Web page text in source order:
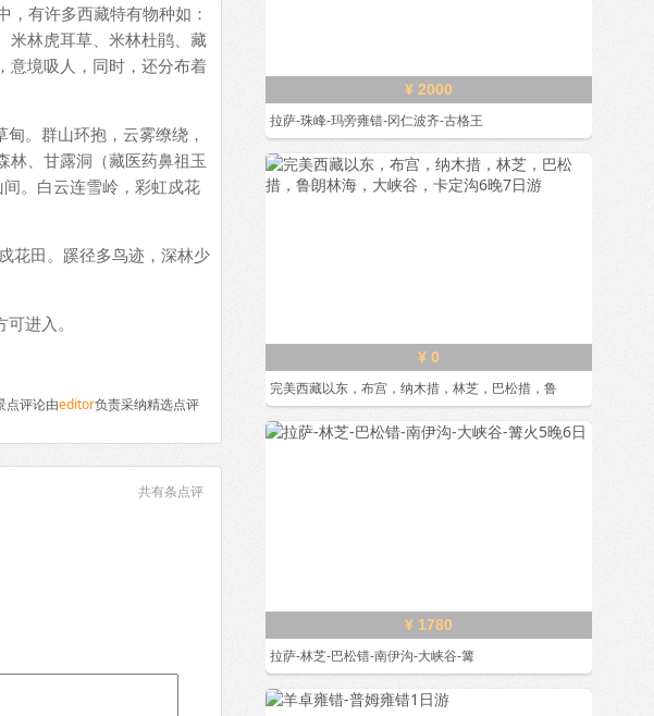
有许多西藏特有物种如：
米林虎耳草、米林杜鹃、藏
意境吸人，同时，还分布着
。群山环抱，云雾缭绕，
林、甘露洞（藏医药鼻祖玉
。白云连雪岭，彩虹戍花
花田。蹊径多鸟迹，深林少
进入。
点评论由editor负责采纳精选点评
共有条点评
¥ 2000
拉萨-珠峰-玛旁雍错-冈仁波齐-古格王
¥ 0
完美西藏以东，布宫，纳木措，林芝，巴松措，鲁
¥ 1780
拉萨-林芝-巴松错-南伊沟-大峡谷-篝